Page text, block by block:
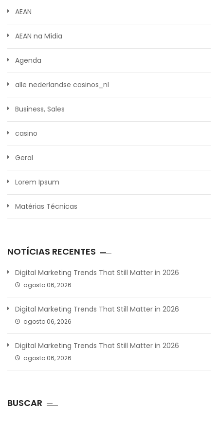
AEAN
AEAN na Mídia
Agenda
alle nederlandse casinos_nl
Business, Sales
casino
Geral
Lorem Ipsum
Matérias Técnicas
NOTÍCIAS RECENTES
Digital Marketing Trends That Still Matter in 2026
agosto 06, 2026
Digital Marketing Trends That Still Matter in 2026
agosto 06, 2026
Digital Marketing Trends That Still Matter in 2026
agosto 06, 2026
BUSCAR